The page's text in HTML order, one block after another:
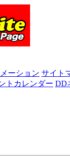
ーション サイト
トカレンダー DD